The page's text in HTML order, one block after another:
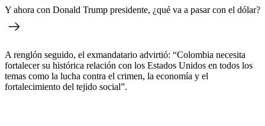
Y ahora con Donald Trump presidente, ¿qué va a pasar con el dólar?
A renglón seguido, el exmandatario advirtió: “Colombia necesita
fortalecer su histórica relación con los Estados Unidos en todos los
temas como la lucha contra el crimen, la economía y el
fortalecimiento del tejido social”.